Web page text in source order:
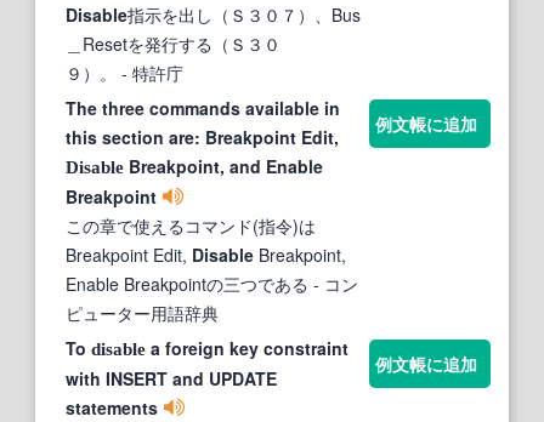
Disable指示を出し（Ｓ３０７）、Bus
＿Resetを発行する（Ｓ３０
９）。
- 特許庁
The three commands available in
this section are: Breakpoint Edit,
Disable Breakpoint, and Enable
Breakpoint
この章で使えるコマンド(指令)は
Breakpoint Edit, Disable Breakpoint,
Enable Breakpointの三つである - コン
ピューター用語辞典
例文帳に追加
To disable a foreign key constraint
with INSERT and UPDATE
statements
例文帳に追加